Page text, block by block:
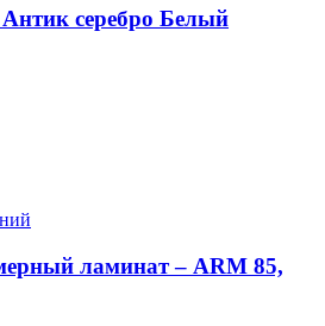
серебро Белый
ламинат – ARM 85,